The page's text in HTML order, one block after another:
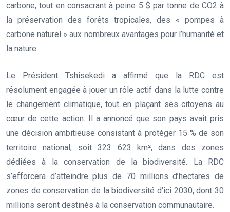
carbone, tout en consacrant à peine 5 $ par tonne de CO2 à
la préservation des forêts tropicales, des « pompes à
carbone naturel » aux nombreux avantages pour l’humanité et
la nature.
Le Président Tshisekedi a affirmé que la RDC est
résolument engagée à jouer un rôle actif dans la lutte contre
le changement climatique, tout en plaçant ses citoyens au
cœur de cette action. Il a annoncé que son pays avait pris
une décision ambitieuse consistant à protéger 15 % de son
territoire national, soit 323 623 km², dans des zones
dédiées à la conservation de la biodiversité. La RDC
s’efforcera d’atteindre plus de 70 millions d’hectares de
zones de conservation de la biodiversité d’ici 2030, dont 30
millions seront destinés à la conservation communautaire.